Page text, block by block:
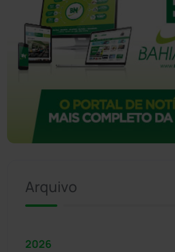
Arquivo
2026